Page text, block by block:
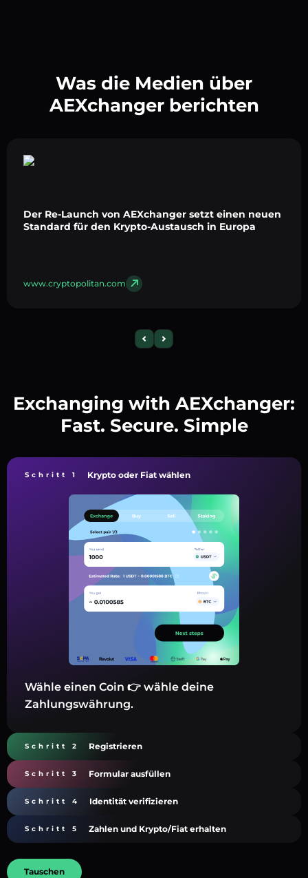
Was die Medien über
AEXchanger berichten
Der Re-Launch von AEXchanger setzt einen neuen
Standard für den Krypto-Austausch in Europa
www.cryptopolitan.com
Exchanging with AEXchanger:
Fast. Secure. Simple
Schritt 1 Krypto oder Fiat wählen
Wähle einen Coin 👉 wähle deine
Zahlungswährung.
Schritt 2 Registrieren
Schritt 3 Formular ausfüllen
Schritt 4 Identität verifizieren
Schritt 5 Zahlen und Krypto/Fiat erhalten
Tauschen